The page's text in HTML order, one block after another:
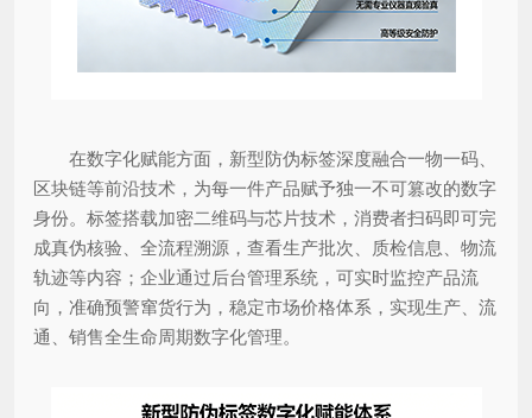
在数字化赋能方面，新型防伪标签深度融合一物一码、
区块链等前沿技术，为每一件产品赋予独一不可篡改的数字
身份。标签搭载加密二维码与芯片技术，消费者扫码即可完
成真伪核验、全流程溯源，查看生产批次、质检信息、物流
轨迹等内容；企业通过后台管理系统，可实时监控产品流
向，准确预警窜货行为，稳定市场价格体系，实现生产、流
通、销售全生命周期数字化管理。